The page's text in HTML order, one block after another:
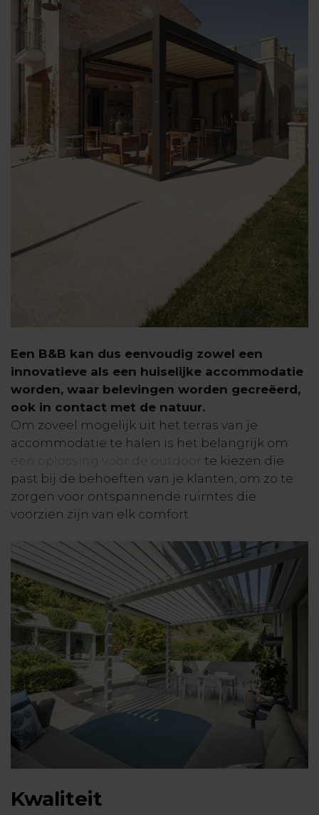
Een B&B kan dus eenvoudig zowel een
innovatieve als een huiselijke accommodatie
worden, waar belevingen worden gecreëerd,
ook in contact met de natuur.
Om zoveel mogelijk uit het terras van je
accommodatie te halen is het belangrijk om
een oplossing voor de outdoor te kiezen die
past bij de behoeften van je klanten, om zo te
zorgen voor ontspannende ruimtes die
voorzien zijn van elk comfort.
Kwaliteit